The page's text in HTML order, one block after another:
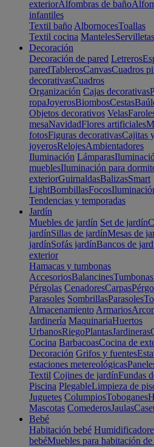
exteriorAlfombras de baño
infantiles
Textil baño AlbornocesToallas
Textil cocina MantelesServilletas
Decoración
Decoración de pared Letreros
paredTablerosCanvasCuadros
decorativasCuadros
Organización Cajas decorativas
ropaJoyerosBiombosCestas
Objetos decorativos Velas
mesaNavidadFlores artificiales
fotosFiguras decorativasCajitas
joyerosRelojesAmbientadores
Iluminación Lámparas
mueblesIluminación para
exteriorGuirnaldasBalizasSmart
LightBombillasFocos
Tendencias y temporadas
Jardín
Muebles de jardín Set de jardín
jardínSillas de jardínMesas de
jardínSofás jardínBancos de
exterior
Hamacas y tumbonas
AccesoriosBalancinesTumbonas
Pérgolas CenadoresCarpas
Parasoles SombrillasParasoles
Almacenamiento Armarios
Jardinería MaquinariaHuertos
UrbanosRiegoPlantasJardineras
Cocina BarbacoasCocina de
Decoración Grifos y fuentes
estaciones metereológicas
Textil Cojines de jardínFundas
Piscina PlegableLimpieza de
Juguetes ColumpiosToboganes
Mascotas ComederosJaulas
Bebé
Habitación bebé
bebéMuebles para habitación de